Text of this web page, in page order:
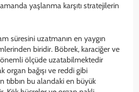
yaşlanma karşıtı stratejilerin
süresini uzatmanın en yaygın
biridir. Böbrek, karaciğer ve
ölçüde uzatabilmektedir
organ bağışı ve reddi gibi
tıbbın bu alandaki en büyük